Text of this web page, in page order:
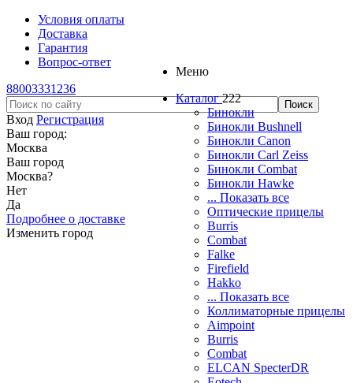
Условия оплаты
Доставка
Гарантия
Вопрос-ответ
88003331236
Вход Регистрация
Ваш город:
Москва
Ваш город
Москва?
Нет
Да
Подробнее о доставке
Изменить город
Меню
Каталог 222
Бинокли
Бинокли Bushnell
Бинокли Canon
Бинокли Carl Zeiss
Бинокли Combat
Бинокли Hawke
... Показать все
Оптические прицелы
Burris
Combat
Falke
Firefield
Hakko
... Показать все
Коллиматорные прицелы
Aimpoint
Burris
Combat
ELCAN SpecterDR